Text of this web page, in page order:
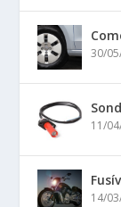
30/
11/
14/